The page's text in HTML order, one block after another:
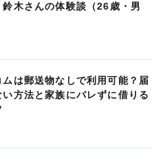
鈴木さんの体験談（26歳・男
ムは郵送物なしで利用可能？届
い方法と家族にバレずに借りる